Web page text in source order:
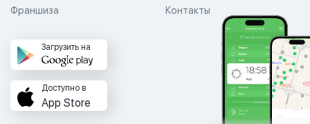
Контакты
Франшиза
Загрузить на
Доступно в
App Store